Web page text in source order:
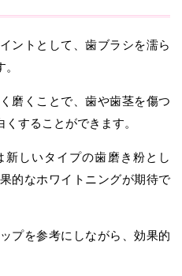
ントとして、歯ブラシを濡ら
磨くことで、歯や歯茎を傷つ
することができます。
しいタイプの歯磨き粉とし
的なホワイトニングが期待で
プを参考にしながら、効果的